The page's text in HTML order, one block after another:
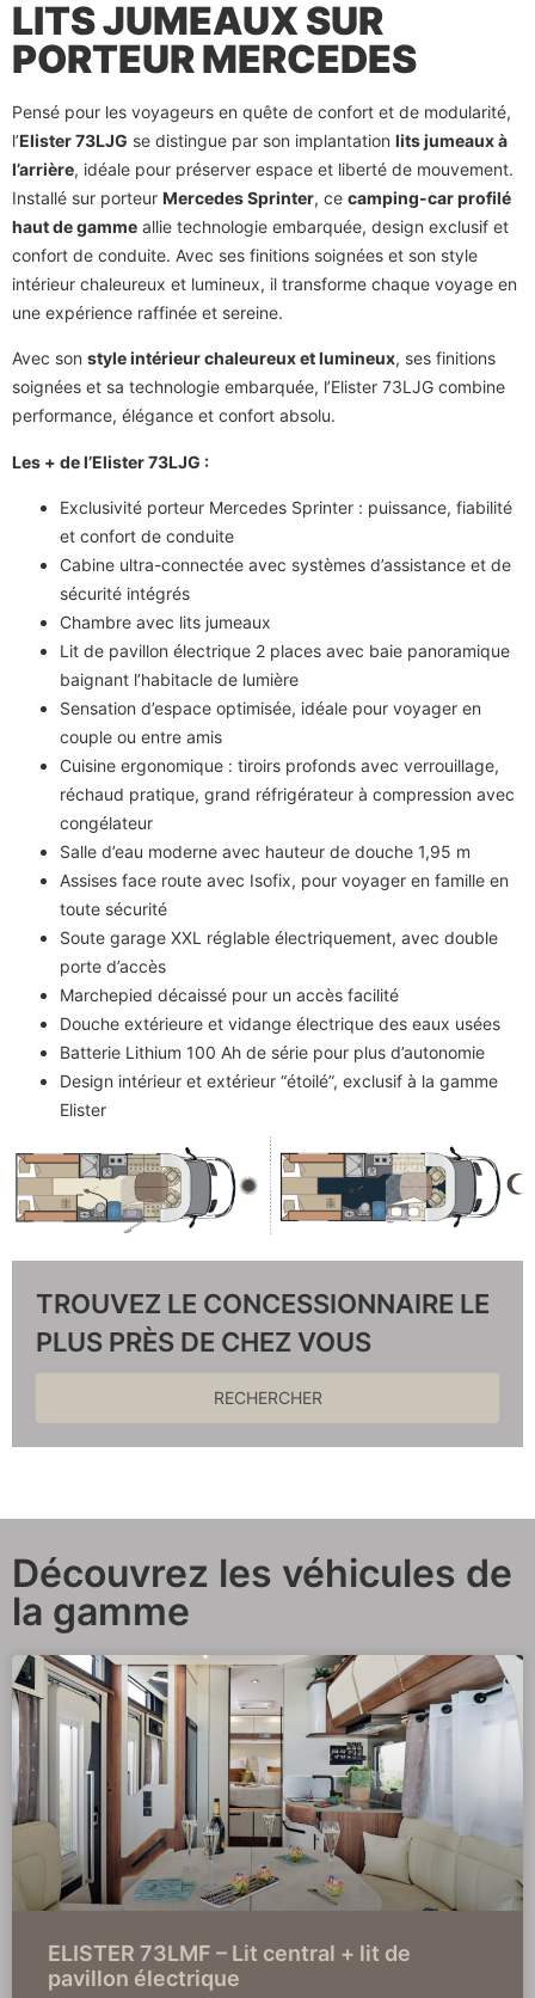
LITS JUMEAUX SUR
PORTEUR MERCEDES
Pensé pour les voyageurs en quête de confort et de modularité,
l’Elister 73LJG se distingue par son implantation lits jumeaux à
l’arrière, idéale pour préserver espace et liberté de mouvement.
Installé sur porteur Mercedes Sprinter, ce camping-car profilé
haut de gamme allie technologie embarquée, design exclusif et
confort de conduite. Avec ses finitions soignées et son style
intérieur chaleureux et lumineux, il transforme chaque voyage en
une expérience raffinée et sereine.
Avec son style intérieur chaleureux et lumineux, ses finitions
soignées et sa technologie embarquée, l’Elister 73LJG combine
performance, élégance et confort absolu.
Les + de l’Elister 73LJG :
Exclusivité porteur Mercedes Sprinter : puissance, fiabilité
et confort de conduite
Cabine ultra-connectée avec systèmes d’assistance et de
sécurité intégrés
Chambre avec lits jumeaux
Lit de pavillon électrique 2 places avec baie panoramique
baignant l’habitacle de lumière
Sensation d’espace optimisée, idéale pour voyager en
couple ou entre amis
Cuisine ergonomique : tiroirs profonds avec verrouillage,
réchaud pratique, grand réfrigérateur à compression avec
congélateur
Salle d’eau moderne avec hauteur de douche 1,95 m
Assises face route avec Isofix, pour voyager en famille en
toute sécurité
Soute garage XXL réglable électriquement, avec double
porte d’accès
Marchepied décaissé pour un accès facilité
Douche extérieure et vidange électrique des eaux usées
Batterie Lithium 100 Ah de série pour plus d’autonomie
Design intérieur et extérieur “étoilé”, exclusif à la gamme
Elister
TROUVEZ LE CONCESSIONNAIRE LE
PLUS PRÈS DE CHEZ VOUS
RECHERCHER
Découvrez les véhicules de
la gamme
ELISTER 73LMF – Lit central + lit de
pavillon électrique